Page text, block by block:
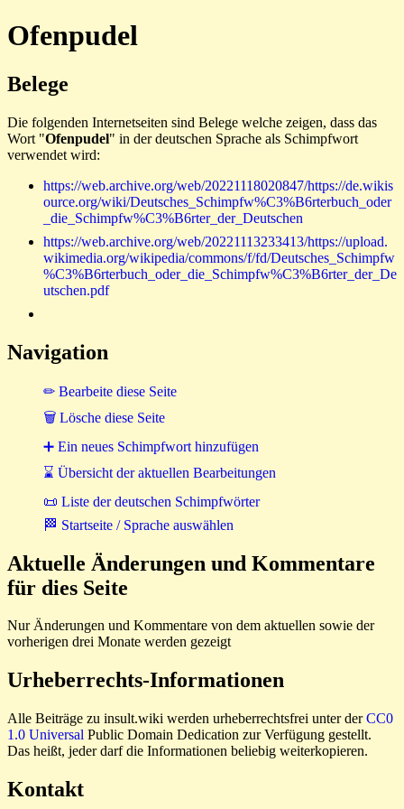
Ofenpudel
Belege
Die folgenden Internetseiten sind Belege welche zeigen, dass das
Wort "Ofenpudel" in der deutschen Sprache als Schimpfwort
verwendet wird:
https://web.archive.org/web/20221118020847/https://de.wikis
ource.org/wiki/Deutsches_Schimpfw%C3%B6rterbuch_oder
_die_Schimpfw%C3%B6rter_der_Deutschen
https://web.archive.org/web/20221113233413/https://upload.
wikimedia.org/wikipedia/commons/f/fd/Deutsches_Schimpfw
%C3%B6rterbuch_oder_die_Schimpfw%C3%B6rter_der_De
utschen.pdf
Navigation
✏ Bearbeite diese Seite
🗑 Lösche diese Seite
➕ Ein neues Schimpfwort hinzufügen
⌛ Übersicht der aktuellen Bearbeitungen
📜 Liste der deutschen Schimpfwörter
🏁 Startseite / Sprache auswählen
Aktuelle Änderungen und Kommentare
für dies Seite
Nur Änderungen und Kommentare von dem aktuellen sowie der
vorherigen drei Monate werden gezeigt
Urheberrechts-Informationen
Alle Beiträge zu insult.wiki werden urheberrechtsfrei unter derCC0
1.0 Universal Public Domain Dedication zur Verfügung gestellt.
Das heißt, jeder darf die Informationen beliebig weiterkopieren.
Kontakt